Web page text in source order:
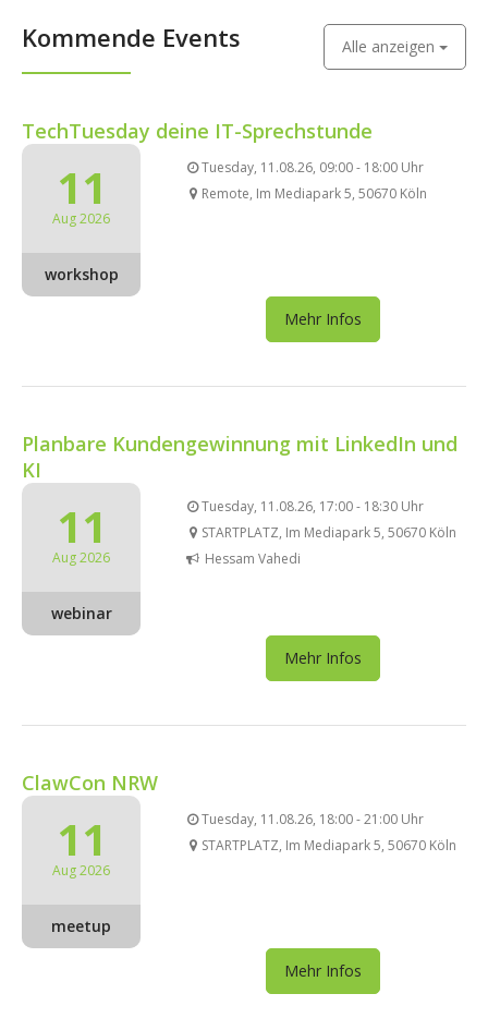
Kommende Events Alle anzeigen
TechTuesday deine IT-Sprechstunde
11
Aug 2026
workshop
Tuesday, 11.08.26, 09:00 - 18:00 Uhr
Remote, Im Mediapark 5, 50670 Köln
Mehr Infos
Planbare Kundengewinnung mit LinkedIn und
KI
11
Aug 2026
webinar
Tuesday, 11.08.26, 17:00 - 18:30 Uhr
STARTPLATZ, Im Mediapark 5, 50670 Köln
Hessam Vahedi
Mehr Infos
ClawCon NRW
11
Aug 2026
meetup
Tuesday, 11.08.26, 18:00 - 21:00 Uhr
STARTPLATZ, Im Mediapark 5, 50670 Köln
Mehr Infos